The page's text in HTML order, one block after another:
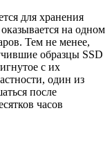
для хранения
на одном
Тем не менее,
образцы SSD
с их
один из
после
часов